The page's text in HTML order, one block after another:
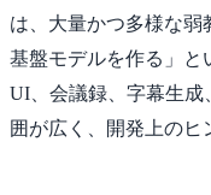
は、大量かつ多様な弱
基盤モデルを作る」と
UI、会議録、字幕生成
囲が広く、開発上のヒ